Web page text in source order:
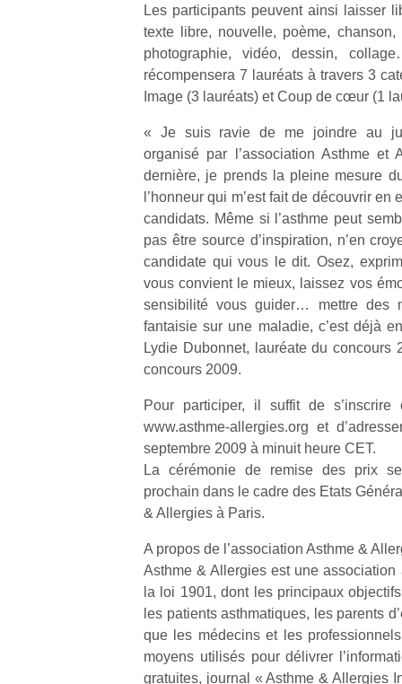
Les participants peuvent ainsi laisser
texte libre, nouvelle, poème,
photographie, vidéo, dessin,
récompensera 7 lauréats à travers 3
Image (3 lauréats) et Coup de cœur (1
« Je suis ravie de me joindre au
organisé par l’association Asthme et
dernière, je prends la pleine mesure
l’honneur qui m’est fait de découvrir
candidats. Même si l’asthme peut
pas être source d’inspiration, n’en
candidate qui vous le dit. Osez,
vous convient le mieux, laissez vos
sensibilité vous guider… mettre des
fantaisie sur une maladie, c’est déjà
Lydie Dubonnet, lauréate du concours
concours 2009.
Pour participer, il suffit de
www.asthme-allergies.org et
septembre 2009 à minuit heure CET.
La cérémonie de remise des prix
prochain dans le cadre des Etats
& Allergies à Paris.
A propos de l’association Asthme &
Asthme & Allergies est une
la loi 1901, dont les principaux
les patients asthmatiques, les parents
que les médecins et les
moyens utilisés pour délivrer
gratuites, journal « Asthme & Allergies
mécanique
Beeper
Les
enfants
débordent
souvent
d’énergie.
occupations
n’est pas
toujours
simple.
Conjuguer
divertissement,
activité
ou
apprentissage…
les petits !
Durant les
vacances
estivales
et avec le
beaux
jours, c’est
l’occasion
rêvée
pour les
enfants
de…
de